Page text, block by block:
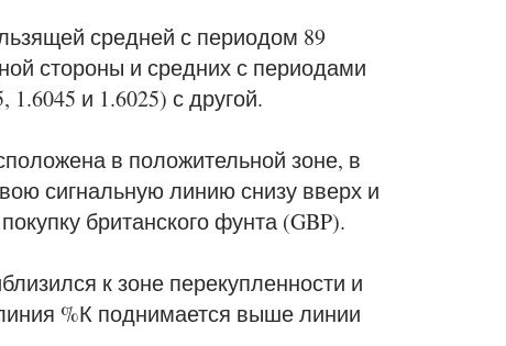
средней с периодом 89
стороны и средних с периодами
и 1.6025) с другой.
в положительной зоне, в
сигнальную линию снизу вверх и
британского фунта (GBP).
к зоне перекупленности и
%К поднимается выше линии